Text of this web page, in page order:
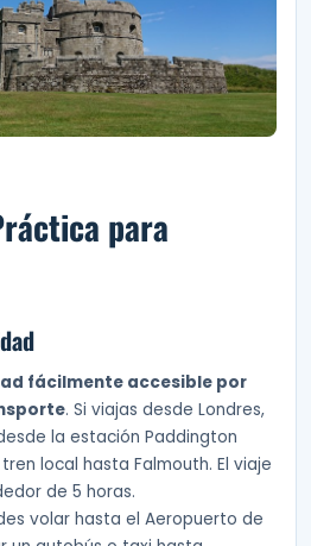
para
fácilmente accesible por
. Si viajas desde Londres,
la estación Paddington
local hasta Falmouth. El viaje
de 5 horas.
volar hasta el Aeropuerto de